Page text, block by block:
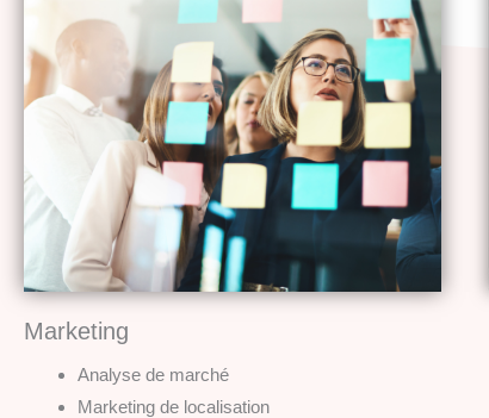
Marketing
Analyse de marché
Marketing de localisation